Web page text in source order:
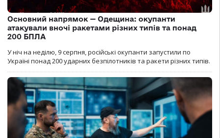
Основний напрямок — Одещина: окупанти
атакували вночі ракетами різних типів та понад
200 БПЛА
У ніч на неділю, 9 серпня, російські окупанти запустили по
Україні понад 200 ударних безпілотників та ракети різних типів.